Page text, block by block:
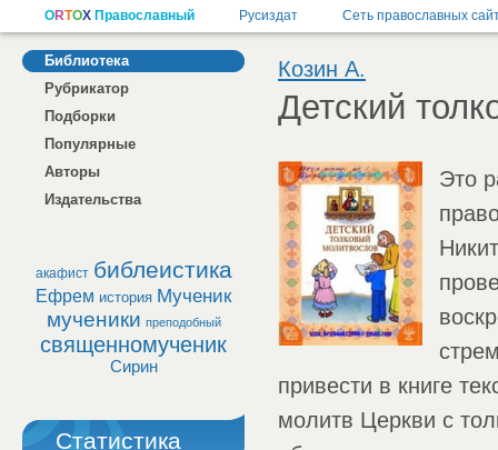
Библиотека
Рубрикатор
Подборки
Популярные
Авторы
Издательства
акафист библеистика
Ефрем история Мученик
мученики преподобный
священномученик
Сирин
Статистика
Козин А.
Детский
Это
привести в книге
молитв Церкви с